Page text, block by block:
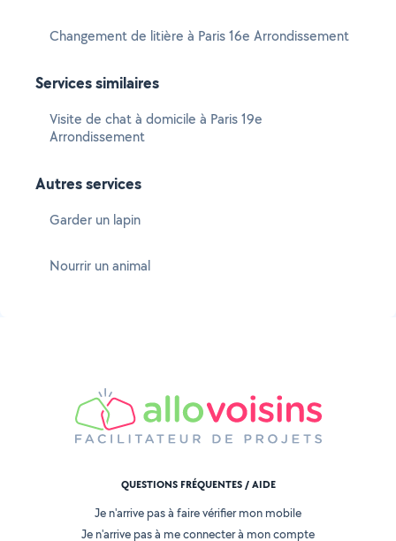
Changement de litière à Paris 16e Arrondissement
Services similaires
Visite de chat à domicile à Paris 19e
Arrondissement
Autres services
Garder un lapin
Nourrir un animal
QUESTIONS FRÉQUENTES / AIDE
Je n'arrive pas à faire vérifier mon mobile
Je n'arrive pas à me connecter à mon compte